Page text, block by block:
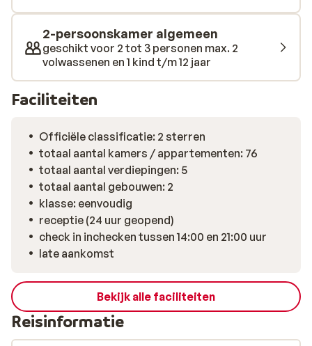
2-persoonskamer algemeen
geschikt voor 2 tot 3 personen max. 2
volwassenen en 1 kind t/m 12 jaar
Faciliteiten
Officiële classificatie: 2 sterren
totaal aantal kamers / appartementen: 76
totaal aantal verdiepingen: 5
totaal aantal gebouwen: 2
klasse: eenvoudig
receptie (24 uur geopend)
check in inchecken tussen 14:00 en 21:00 uur
late aankomst
Bekijk alle faciliteiten
Reisinformatie